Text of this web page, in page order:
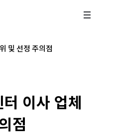
및 선정 주의점
이사 업체
점